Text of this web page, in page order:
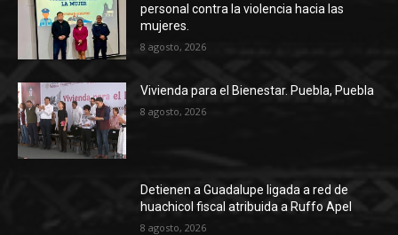
personal contra la violencia hacia las
mujeres.
8 agosto, 2026
Vivienda para el Bienestar. Puebla, Puebla
8 agosto, 2026
Detienen a Guadalupe ligada a red de
huachicol fiscal atribuida a Ruffo Apel
8 agosto, 2026